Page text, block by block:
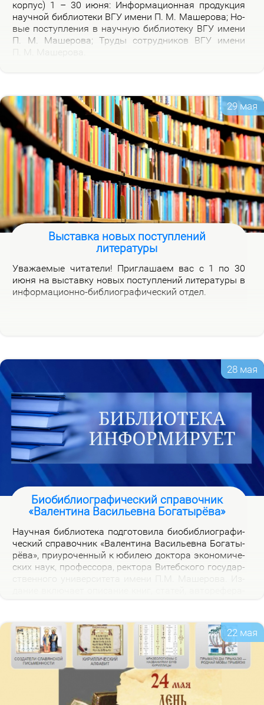
кор­пус) 1 – 30 июня: Ин­фор­ма­ци­он­ная про­дук­ция
на­уч­ной биб­лио­те­ки ВГУ име­ни П. М. Ма­ше­ро­ва; Но­
вые по­ступ­ле­ния в на­уч­ную биб­лио­те­ку ВГУ име­ни
П. М. Ма­ше­ро­ва; Тру­ды со­труд­ни­ков ВГУ име­ни
29 мая
Выставка новых поступлений
литературы
Ува­жа­е­мые чи­та­те­ли! При­гла­ша­ем вас с 1 по 30
июня на вы­став­ку но­вых по­ступ­ле­ний ли­те­ра­ту­ры в
ин­фор­ма­ци­он­но-биб­лио­гра­фи­че­ский от­дел.
28 мая
Биобиблиографический справочник
«Валентина Васильевна Богатырёва»
На­уч­ная биб­лио­те­ка под­го­то­ви­ла био­биб­лио­гра­фи­
че­ский спра­воч­ник «Ва­лен­ти­на Ва­си­льев­на Бо­га­ты­
рё­ва», при­уро­чен­ный к юби­лею док­то­ра эко­но­ми­че­
ских на­ук, про­фес­со­ра, рек­то­ра Ви­теб­ско­го го­судар­
22 мая